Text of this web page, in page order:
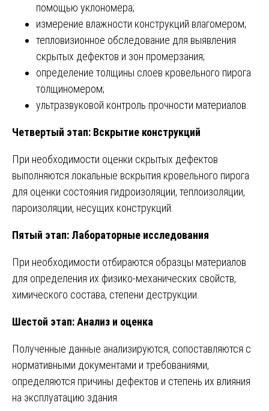
помощью уклономера;
измерение влажности конструкций влагомером;
тепловизионное обследование для выявления
скрытых дефектов и зон промерзания;
определение толщины слоев кровельного пирога
толщиномером;
ультразвуковой контроль прочности материалов.
Четвертый этап: Вскрытие конструкций
При необходимости оценки скрытых дефектов
выполняются локальные вскрытия кровельного пирога
для оценки состояния гидроизоляции, теплоизоляции,
пароизоляции, несущих конструкций.
Пятый этап: Лабораторные исследования
При необходимости отбираются образцы материалов
для определения их физико-механических свойств,
химического состава, степени деструкции.
Шестой этап: Анализ и оценка
Полученные данные анализируются, сопоставляются с
нормативными документами и требованиями,
определяются причины дефектов и степень их влияния
на эксплуатацию здания.